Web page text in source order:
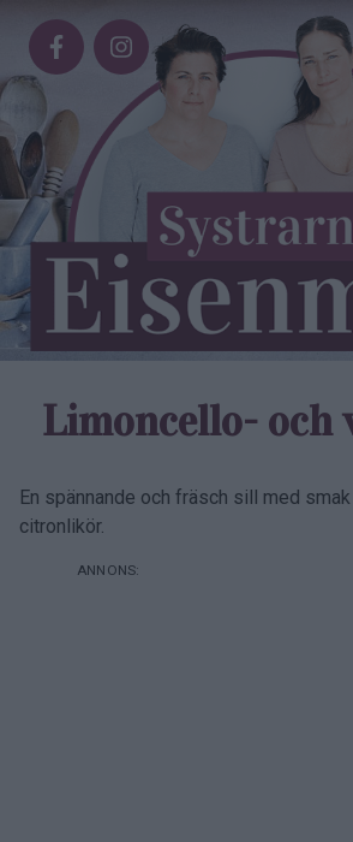
Limoncello- och
En spännande och fräsch sill med
citronlikör.